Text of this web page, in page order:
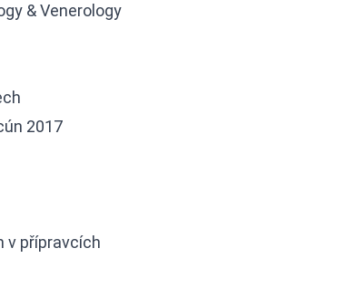
& Venerology
2017
v přípravcích